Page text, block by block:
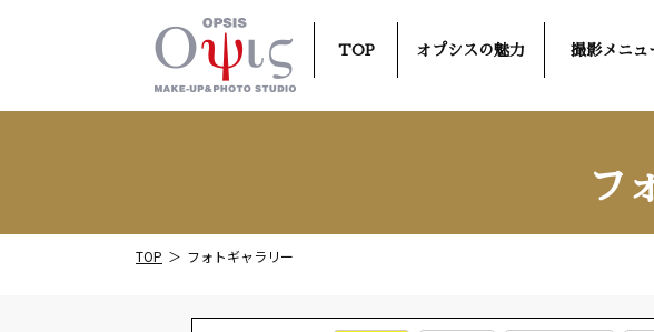
TOP オプシスの魅力 撮影メニュ
フ
TOP フォトギャラリー